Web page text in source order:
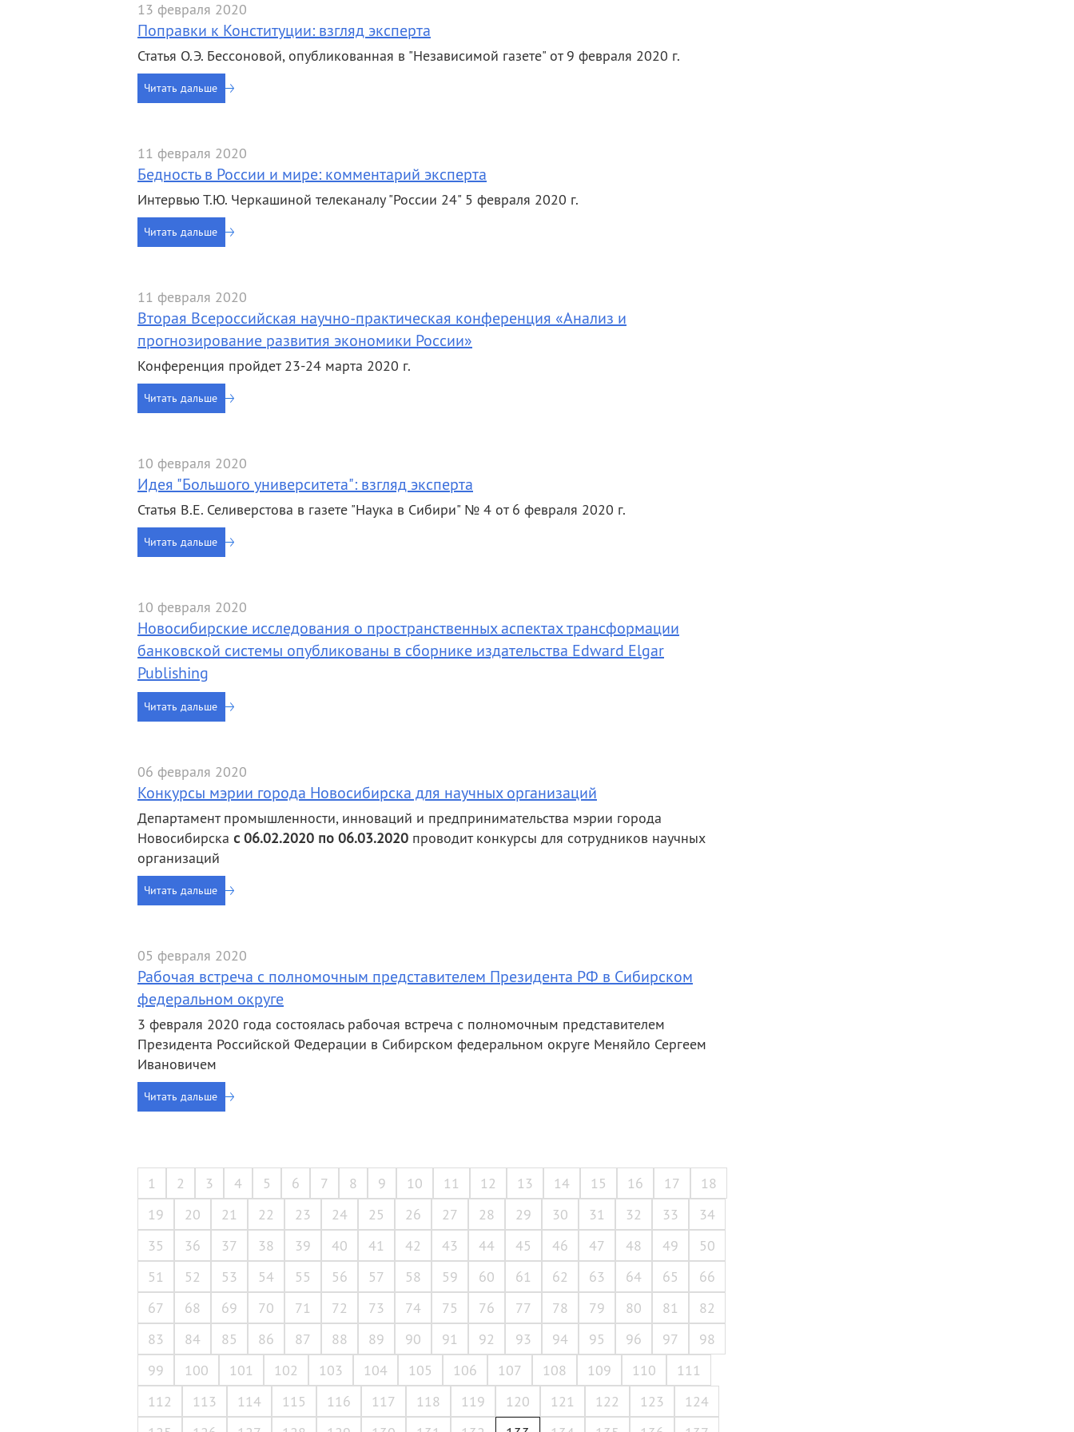
13 февраля 2020
Поправки к Конституции: взгляд эксперта
Статья О.Э. Бессоновой, опубликованная в "Независимой газете" от 9 февраля 2020 г.
Читать дальше
11 февраля 2020
Бедность в России и мире: комментарий эксперта
Интервью Т.Ю. Черкашиной телеканалу "России 24" 5 февраля 2020 г.
Читать дальше
11 февраля 2020
Вторая Всероссийская научно-практическая конференция «Анализ и
прогнозирование развития экономики России»
Конференция пройдет 23-24 марта 2020 г.
Читать дальше
10 февраля 2020
Идея "Большого университета": взгляд эксперта
Статья В.Е. Селиверстова в газете "Наука в Сибири" № 4 от 6 февраля 2020 г.
Читать дальше
10 февраля 2020
Новосибирские исследования о пространственных аспектах трансформации
банковской системы опубликованы в сборнике издательства Edward Elgar
Publishing
Читать дальше
06 февраля 2020
Конкурсы мэрии города Новосибирска для научных организаций
Департамент промышленности, инноваций и предпринимательства мэрии города
Новосибирска с 06.02.2020 по 06.03.2020 проводит конкурсы для сотрудников научных
организаций
Читать дальше
05 февраля 2020
Рабочая встреча с полномочным представителем Президента РФ в Сибирском
федеральном округе
3 февраля 2020 года состоялась рабочая встреча с полномочным представителем
Президента Российской Федерации в Сибирском федеральном округе Меняйло Сергеем
Ивановичем
Читать дальше
1 2 3 4 5 6 7 8 9 10 11 12 13 14 15 16 17
18
19
20 21 22 23 24 25 26 27 28 29 30 31 32 33
34
35
36 37 38 39 40 41 42 43 44 45 46 47 48 49
50
51
52 53 54 55 56 57 58 59 60 61 62 63 64 65
66
67
68 69 70 71 72 73 74 75 76 77 78 79 80 81
82
83
84 85 86 87 88 89 90 91 92 93 94 95 96 97
98
99
100 101 102 103 104 105 106 107 108 109 110
111
112
113 114 115 116 117 118 119 120 121 122 123
124